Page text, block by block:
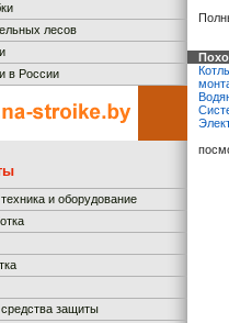
лесов
в России
и оборудование
защиты